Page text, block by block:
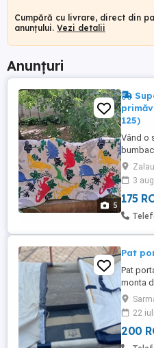
Cumpără cu livrare, direct din
anunțului. Vezi detalii
Anunțuri
5
125)
Vând o
potrivit
Vă
3
175
Pat
Pat
monta
Patul a
marca
pentru
22
200